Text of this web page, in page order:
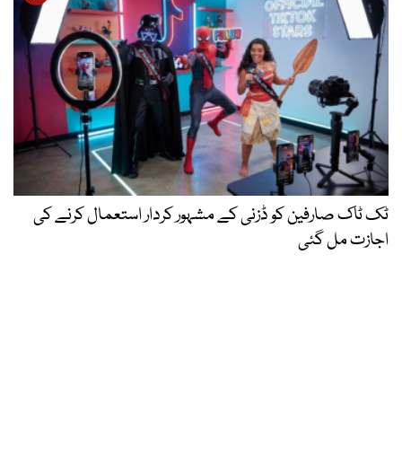
ٹک ٹاک صارفین کو ڈزنی کے مشہور کردار استعمال کرنے کی
اجازت مل گئی